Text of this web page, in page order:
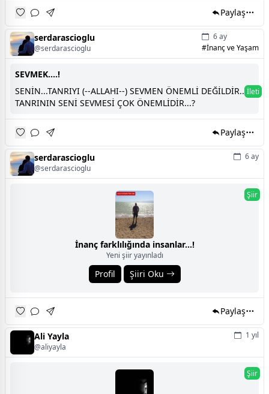
Paylaş
serdarascioglu
@serdarascioglu
6 ay
#İnanç ve Yaşam
SEVMEK....!
İleti
SENİN...TANRIYI (--ALLAHI--) SEVMEN ÖNEMLİ DEĞİLDİR...!
TANRININ SENİ SEVMESİ ÇOK ÖNEMLİDİR...?
Paylaş
serdarascioglu
@serdarascioglu
6 ay
Şiir
İnanç farklılığında insanlar...!
Yeni şiir yayınladı
Profil Şiiri Oku
Paylaş
Ali Yayla
@aliyayla
1 yıl
Şiir